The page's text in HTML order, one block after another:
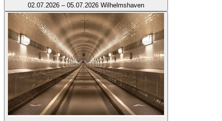
02.07.2026 – 05.07.2026 Wilhelmshaven